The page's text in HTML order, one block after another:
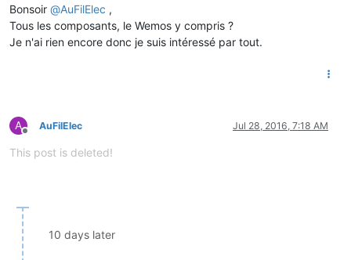
Bonsoir @AuFilElec ,
Tous les composants, le Wemos y compris ?
Je n'ai rien encore donc je suis intéressé par tout.
A
Offline
AuFilElec Jul 28, 2016, 7:18 AM
This post is deleted!
10 days later